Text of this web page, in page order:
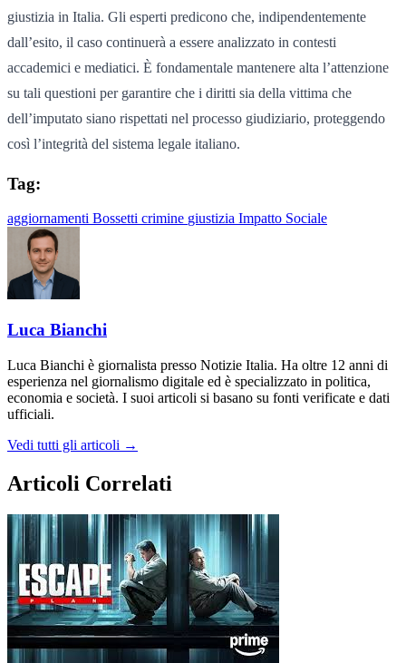
giustizia in Italia. Gli esperti predicono che, indipendentemente
dall’esito, il caso continuerà a essere analizzato in contesti
accademici e mediatici. È fondamentale mantenere alta l’attenzione
su tali questioni per garantire che i diritti sia della vittima che
dell’imputato siano rispettati nel processo giudiziario, proteggendo
così l’integrità del sistema legale italiano.
Tag:
aggiornamenti Bossetti crimine giustizia Impatto Sociale
Luca Bianchi
Luca Bianchi è giornalista presso Notizie Italia. Ha oltre 12 anni di
esperienza nel giornalismo digitale ed è specializzato in politica,
economia e società. I suoi articoli si basano su fonti verificate e dati
ufficiali.
Vedi tutti gli articoli →
Articoli Correlati